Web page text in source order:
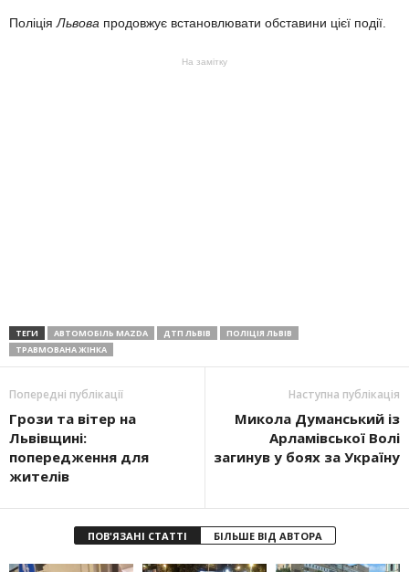
Поліція Львова продовжує встановлювати обставини цієї події.
На замітку
ТЕГИ АВТОМОБІЛЬ MAZDA ДТП ЛЬВІВ
ПОЛІЦІЯ ЛЬВІВ
ТРАВМОВАНА ЖІНКА
Попередні публікації
Грози та вітер на
Львівщині:
попередження для
жителів
Наступна публікація
Микола Думанський із
Арламівської Волі
загинув у боях за Україну
ПОВ'ЯЗАНІ СТАТТІ БІЛЬШЕ ВІД АВТОРА